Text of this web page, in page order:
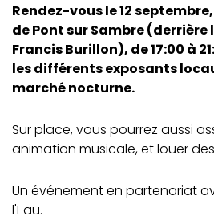
Rendez-vous le 12
de Pont sur Sambre
Francis Burillon), de 17:00 à
les différents exposants
marché nocturne.
Sur place, vous pourrez aussi
animation musicale, et louer
Un événement en partenariat
l'Eau.